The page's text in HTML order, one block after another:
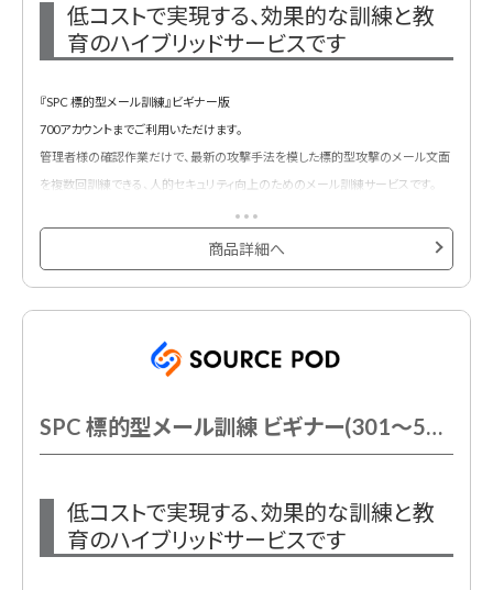
低コストで実現する、効果的な訓練と教
育のハイブリッドサービスです
『SPC 標的型メール訓練』ビギナー版
700アカウントまでご利用いただけます。
管理者様の確認作業だけで、最新の攻撃手法を模した標的型攻撃のメール文面
を複数回訓練できる、人的セキュリティ向上のためのメール訓練サービスです。
商品詳細へ
SPC 標的型メール訓練 ビギナー(301～500AC以下)
低コストで実現する、効果的な訓練と教
育のハイブリッドサービスです